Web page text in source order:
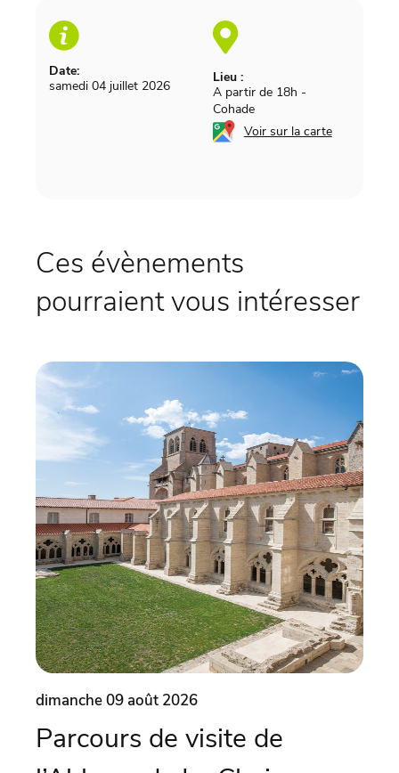
Date:
samedi 04 juillet 2026
Lieu :
A partir de 18h -
Cohade
Voir sur la carte
Ces évènements
pourraient vous intéresser
dimanche 09 août 2026
Parcours de visite de